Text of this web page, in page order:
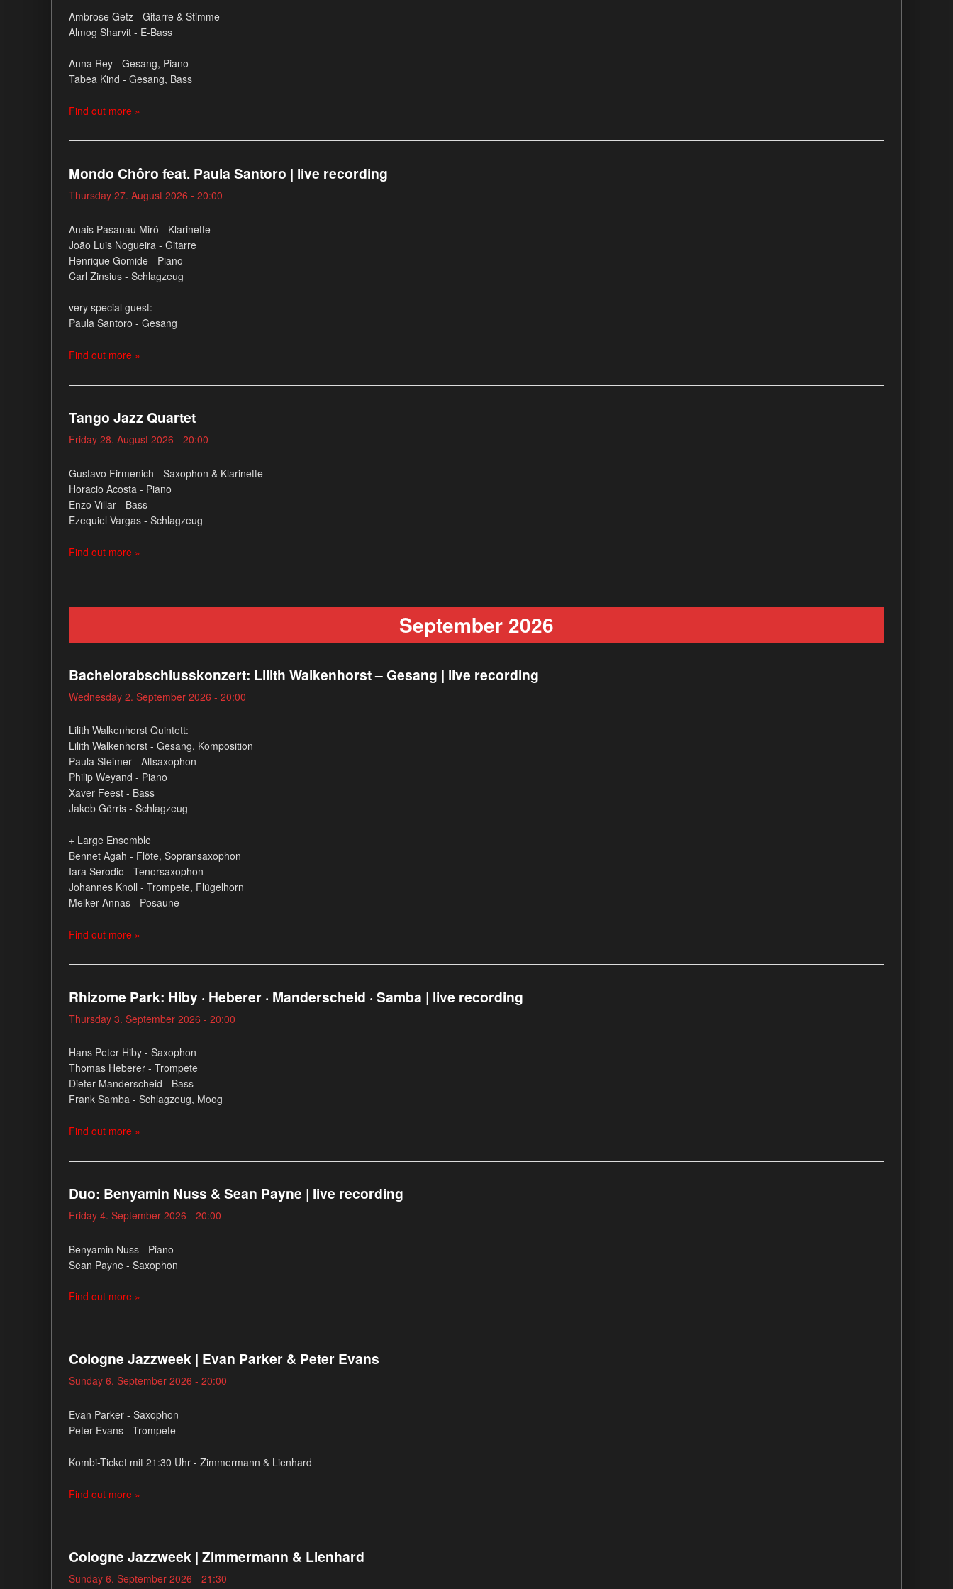
Ambrose Getz - Gitarre & Stimme
Almog Sharvit - E-Bass
Anna Rey - Gesang, Piano
Tabea Kind - Gesang, Bass
Find out more »
Mondo Chôro feat. Paula Santoro | live recording
Thursday 27. August 2026 - 20:00
Anais Pasanau Miró - Klarinette
João Luis Nogueira - Gitarre
Henrique Gomide - Piano
Carl Zinsius - Schlagzeug
very special guest:
Paula Santoro - Gesang
Find out more »
Tango Jazz Quartet
Friday 28. August 2026 - 20:00
Gustavo Firmenich - Saxophon & Klarinette
Horacio Acosta - Piano
Enzo Villar - Bass
Ezequiel Vargas - Schlagzeug
Find out more »
September 2026
Bachelorabschlusskonzert: Lilith Walkenhorst – Gesang | live recording
Wednesday 2. September 2026 - 20:00
Lilith Walkenhorst Quintett:
Lilith Walkenhorst - Gesang, Komposition
Paula Steimer - Altsaxophon
Philip Weyand - Piano
Xaver Feest - Bass
Jakob Görris - Schlagzeug
+ Large Ensemble
Bennet Agah - Flöte, Sopransaxophon
Iara Serodio - Tenorsaxophon
Johannes Knoll - Trompete, Flügelhorn
Melker Annas - Posaune
Find out more »
Rhizome Park: Hiby · Heberer · Manderscheid · Samba | live recording
Thursday 3. September 2026 - 20:00
Hans Peter Hiby - Saxophon
Thomas Heberer - Trompete
Dieter Manderscheid - Bass
Frank Samba - Schlagzeug, Moog
Find out more »
Duo: Benyamin Nuss & Sean Payne | live recording
Friday 4. September 2026 - 20:00
Benyamin Nuss - Piano
Sean Payne - Saxophon
Find out more »
Cologne Jazzweek | Evan Parker & Peter Evans
Sunday 6. September 2026 - 20:00
Evan Parker - Saxophon
Peter Evans - Trompete
Kombi-Ticket mit 21:30 Uhr - Zimmermann & Lienhard
Find out more »
Cologne Jazzweek | Zimmermann & Lienhard
Sunday 6. September 2026 - 21:30